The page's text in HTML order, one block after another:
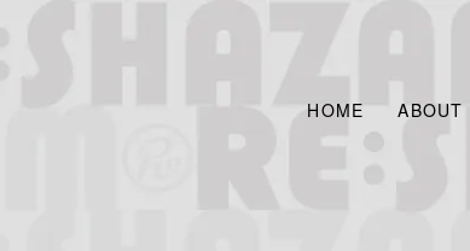
HOME ABOUT